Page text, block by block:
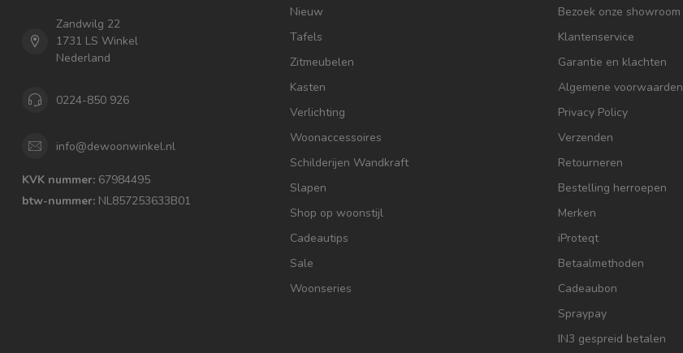
Zandwilg 22
1731 LS Winkel
Nederland
0224-850 926
info@dewoonwinkel.nl
KVK nummer: 67984495
btw-nummer: NL857253633B01
Nieuw
Tafels
Zitmeubelen
Kasten
Verlichting
Woonaccessoires
Schilderijen Wandkraft
Slapen
Shop op woonstijl
Cadeautips
Sale
Woonseries
Bezoek onze showroom
Klantenservice
Garantie en klachten
Algemene voorwaarden
Privacy Policy
Verzenden
Retourneren
Bestelling herroepen
Merken
iProteqt
Betaalmethoden
Cadeaubon
Spraypay
IN3 gespreid betalen